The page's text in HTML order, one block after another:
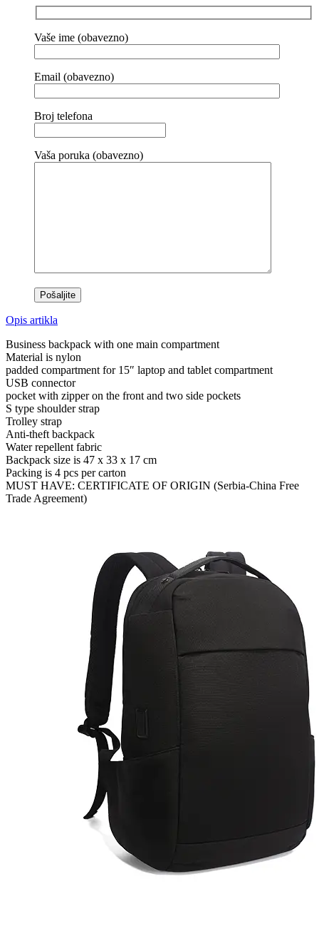
Vaše ime (obavezno)
Email (obavezno)
Broj telefona
Vaša poruka (obavezno)
Opis artikla
Business backpack with one main compartment
Material is nylon
padded compartment for 15″ laptop and tablet compartment
USB connector
pocket with zipper on the front and two side pockets
S type shoulder strap
Trolley strap
Anti-theft backpack
Water repellent fabric
Backpack size is 47 x 33 x 17 cm
Packing is 4 pcs per carton
MUST HAVE: CERTIFICATE OF ORIGIN (Serbia-China Free
Trade Agreement)